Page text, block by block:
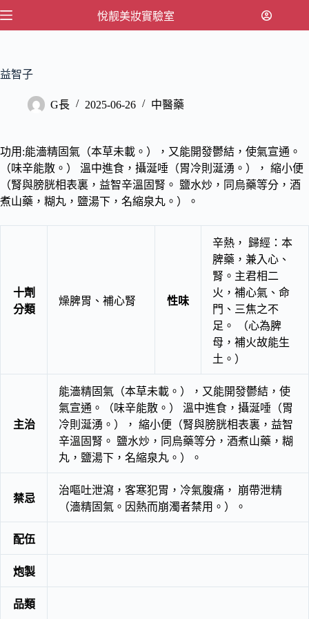
跳
內
悅靓美妝實驗室
益智子
G長 2025-06-26 中醫藥
功用:能濇精固氣（本草未載。），又能開發鬱結，使氣宣通。
（味辛能散。） 溫中進食，攝涎唾（胃冷則涎湧。）， 縮小便
（腎與膀胱相表裏，益智辛溫固腎。 鹽水炒，同烏藥等分，酒
煮山藥，糊丸，鹽湯下，名縮泉丸。）。
十劑
分類
燥脾胃、補心腎 性味
辛熱， 歸經：本
脾藥，兼入心、
腎。主君相二
火，補心氣、命
門、三焦之不
足。 （心為脾
母，補火故能生
土。）
主治
能濇精固氣（本草未載。），又能開發鬱結，使
氣宣通。（味辛能散。） 溫中進食，攝涎唾（胃
冷則涎湧。）， 縮小便（腎與膀胱相表裏，益智
辛溫固腎。 鹽水炒，同烏藥等分，酒煮山藥，糊
丸，鹽湯下，名縮泉丸。）。
禁忌
治嘔吐泄瀉，客寒犯胃，冷氣腹痛， 崩帶泄精
（濇精固氣。因熱而崩濁者禁用。）。
配伍
炮製
品類